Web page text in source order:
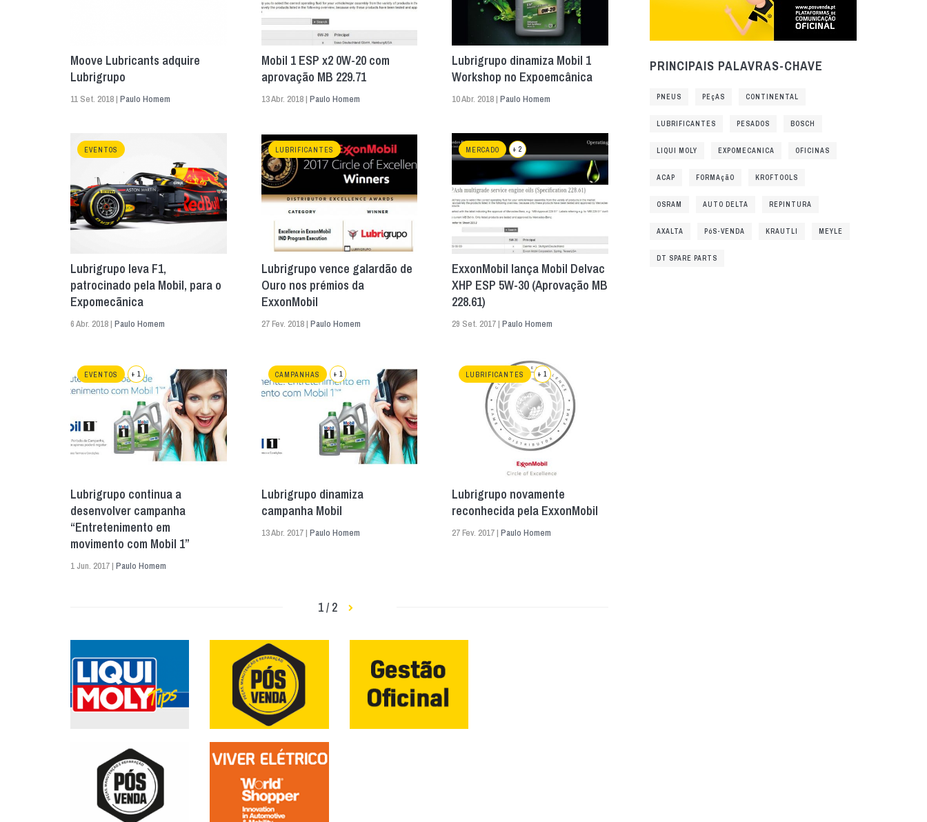
Moove Lubricants adquire
Lubrigrupo
11 Set. 2018 | Paulo Homem
Mobil 1 ESP x2 0W-20 com
aprovação MB 229.71
13 Abr. 2018 | Paulo Homem
Lubrigrupo dinamiza Mobil 1
Workshop no Expoemcânica
10 Abr. 2018 |Paulo Homem
EVENTOS
Lubrigrupo leva F1,
patrocinado pela Mobil, para o
Expomecãnica
6 Abr. 2018 | Paulo Homem
LUBRIFICANTES
Lubrigrupo vence galardão de
Ouro nos prémios da
ExxonMobil
27 Fev. 2018 | Paulo Homem
MERCADO + 2
ExxonMobil lança Mobil Delvac
XHP ESP 5W-30 (Aprovação MB
228.61)
29 Set. 2017 |Paulo Homem
EVENTOS + 1
Lubrigrupo continua a
desenvolver campanha
“Entretenimento em
movimento com Mobil 1”
1 Jun. 2017 | Paulo Homem
CAMPANHAS + 1
Lubrigrupo dinamiza
campanha Mobil
13 Abr. 2017 | Paulo Homem
LUBRIFICANTES + 1
Lubrigrupo novamente
reconhecida pela ExxonMobil
27 Fev. 2017 |Paulo Homem
1 / 2
PRINCIPAIS PALAVRAS-CHAVE
PNEUS PEçAS CONTINENTAL
LUBRIFICANTES PESADOS BOSCH
LIQUI MOLY EXPOMECANICA OFICINAS
ACAP FORMAçãO KROFTOOLS
OSRAM AUTO DELTA REPINTURA
AXALTA PóS-VENDA KRAUTLI MEYLE
DT SPARE PARTS